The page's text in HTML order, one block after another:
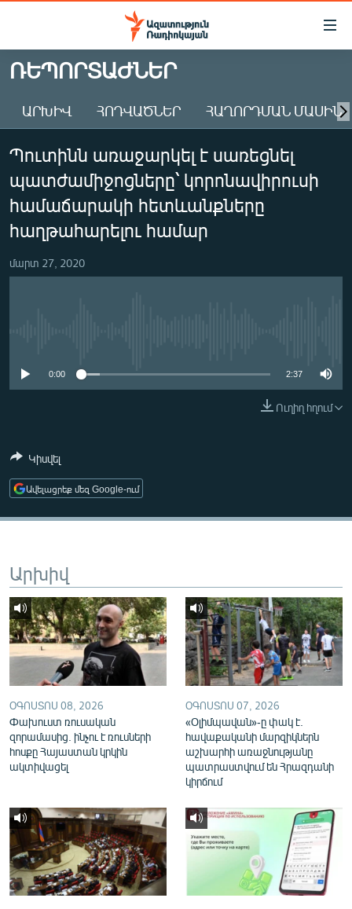
Մատչելիության
Անցնել
հիմնական
Անցնել
հիմնական
մենյուին
ԱԶԱՏՈՒԹՅՈՒՆ TV
ՀԱՅԱՍՏԱՆ
ԸՆՏՐՈՒԹՅՈՒՆՆԵՐ 2026
ԻՐԱՎՈՒՆՔ
ՀԱՍԱՐԱԿՈՒԹՅՈՒՆ
ՂԱՐԱԲԱՂ
ՄԻՋԱԶԳԱՅԻՆ
ՄՇԱԿՈՒՅԹ
ՄԵԿՆԱԲԱՆՈՒԹՅՈՒՆ
ՏՏ ԵՒ ԻՆՏԵՐՆԵՏ
ԲԱՆԱՎԵՃ
ՁԳՏԵԼՈՎ ԼԱՎԱԳՈՒՅՆԻՆ
ՓՈԴՔԱՍԹ
Հայերեն
English
Русский
«Ազատության» բոլոր կայքերը
ՌԵՊՈՐՏԱԺՆԵՐ
ԱՐԽԻՎ ՀՈԴՎԱԾՆԵՐ ՀԱՂՈՐԴՄԱՆ ՄԱՍԻՆ
Պուտինն առաջարկել է սառեցնել
պատժամիջոցները՝ կորոնավիրուսի
համաճարակի հետևանքները
հաղթահարելու համար
մարտ 27, 2020
0:00 2:37
Ուղիղ հղում
Կիսվել
Ավելացրեք մեզ Google-ում
Արխիվ
ՕԳՈՍՏՈՍ 08, 2026
Փախուստ ռուսական
զորամասից. ինչու է ռուսների
հոսքը Հայաստան կրկին
ակտիվացել
ՕԳՈՍՏՈՍ 07, 2026
«Օլիմպավան»-ը փակ է.
հավաքականի մարզիկներն
աշխարհի առաջնությանը
պատրաստվում են Հրազդանի
կիրճում